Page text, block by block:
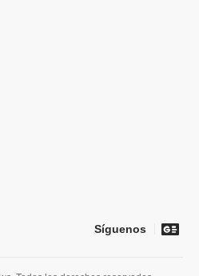
Síguenos